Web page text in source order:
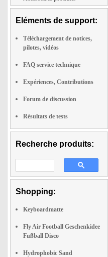
Eléments de support:
Téléchargement de notices,
pilotes, vidéos
FAQ service technique
Expériences, Contributions
Forum de discussion
Résultats de tests
Recherche produits:
Shopping:
Keyboardmatte
Fly Air Football Geschenkidee
Fußball Disco
Hydrophobic Sand